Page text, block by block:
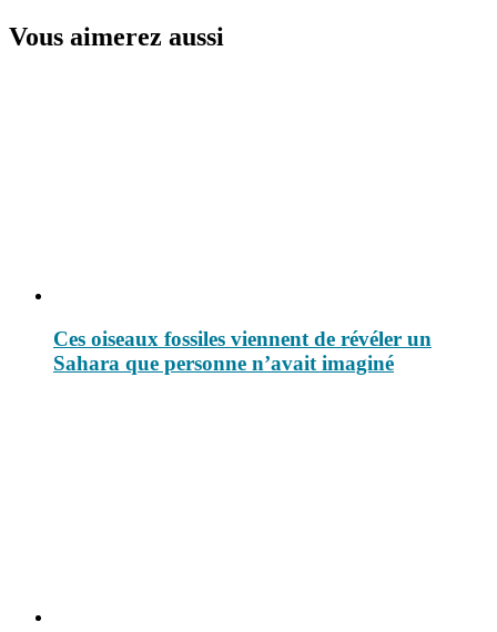
Vous aimerez aussi
Ces oiseaux fossiles viennent de révéler un
Sahara que personne n’avait imaginé